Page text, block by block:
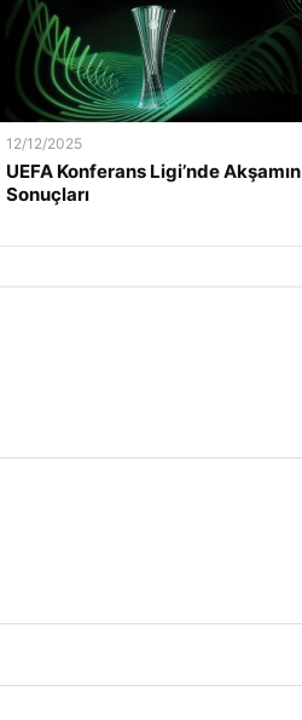
12/12/2025
UEFA Konferans Ligi’nde Akşamın
Sonuçları